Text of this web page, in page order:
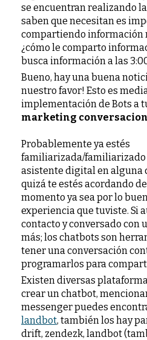
se encuentran realizando
saben que necesitan es
compartiendo información
¿cómo le comparto
busca información a las
Bueno, hay una buena
nuestro favor! Esto es
implementación de Bots a
marketing
Probablemente ya estés
familiarizada/familiarizado
asistente digital en alguna
quizá te estés acordando
momento ya sea por lo
experiencia que tuviste. Si
contacto y conversado con
más; los chatbots son
tener una conversación
programarlos para
Existen diversas
crear un chatbot,
messenger puedes
landbot, también los hay
drift, zendezk, landbot